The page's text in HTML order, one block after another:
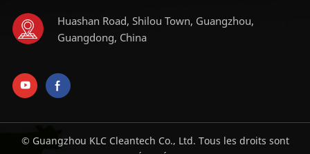
Huashan Road, Shilou Town, Guangzhou,
Guangdong, China
© Guangzhou KLC Cleantech Co., Ltd. Tous les droits sont